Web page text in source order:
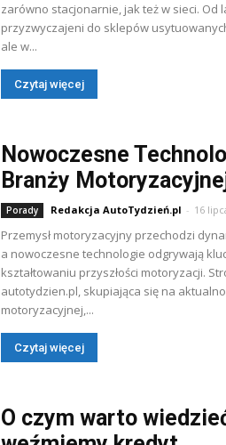
zarówno stacjonarnie, jak też w sieci. Od
przyzwyczajeni do sklepów
ale w...
Czytaj więcej
Nowoczesne
Branży
Porady Redakcja AutoTydzień.pl - 16
Przemysł motoryzacyjny przechodzi
a nowoczesne technologie odgrywają
kształtowaniu przyszłości motoryzacji.
autotydzien.pl, skupiająca się na
motoryzacyjnej,...
Czytaj więcej
O czym warto